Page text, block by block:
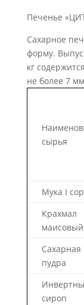
Печенье
Сахарное
форму.
кг
не более 7
сырья
Мука I
Крахмал
маисовый
Сахарная
пудра
сироп